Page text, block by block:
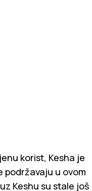
korist, Kesha je
podržavaju u ovom
Keshu su stale još